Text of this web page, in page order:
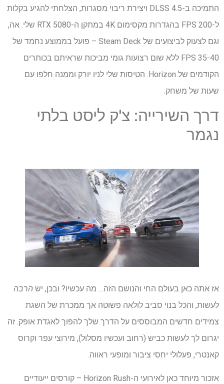
התמיכה ב-DLSS 4.5 ויצירת ריבוי מסגרות, הצלחתי להגיע בקלות
ל-200 FPS בהגדרות מקסימום 4K במתקן ה-RTX 5080 שלי. אה,
וגם לצעוק לביצועים של Steam Deck – פועל בממוצע נחמד של
35-40 FPS ללא שום רצועות גומי מביכות שראיתם בכותרים
הקודמים של Horizon. הטיסות שלי לניו יורק וממנה חלפו עם
שעות של משחק.
דרך השירייה: צ'ק ליסט בלתי
נגמר
אז אתה כאן בעולם החי והנושם הזה… מה עכשיו? ובכן, יש הרבה
לעשות, והכל בנוי סביב לולאה פשוטה אך ממכרת של השגת
צמידים חדשים המבוססים על הדרך שלך להפוך לאגדת אופק. זה
יגרום לך לעשות כביש (רחוב ועכשיו מסלול), מירוצי עפר וקרוס
קאנטרי, פעלולי יחסי ציבור ומופעי ראווה.
אזכור מיוחד כאן לאירועי ה-Horizon Rush – קורסים ייעודיים